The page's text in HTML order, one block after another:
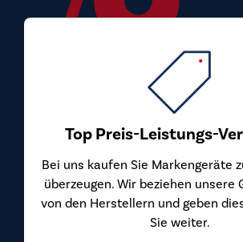
Top Preis-Leistungs-
Bei uns kaufen Sie Markengeräte
überzeugen. Wir beziehen unsere
von den Herstellern und geben
Sie weiter.